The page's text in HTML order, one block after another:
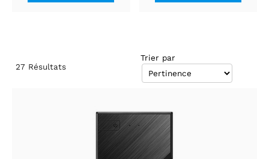
27 Résultats
Trier par